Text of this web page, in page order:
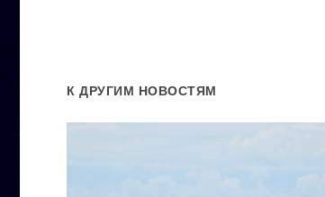
К ДРУГИМ НОВОСТЯМ